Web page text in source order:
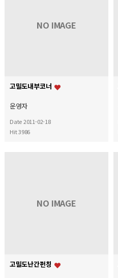
NO IMAGE
고밀도내부코너
운영자
Date 2011-02-18
Hit 3986
NO IMAGE
고밀도난간펀칭